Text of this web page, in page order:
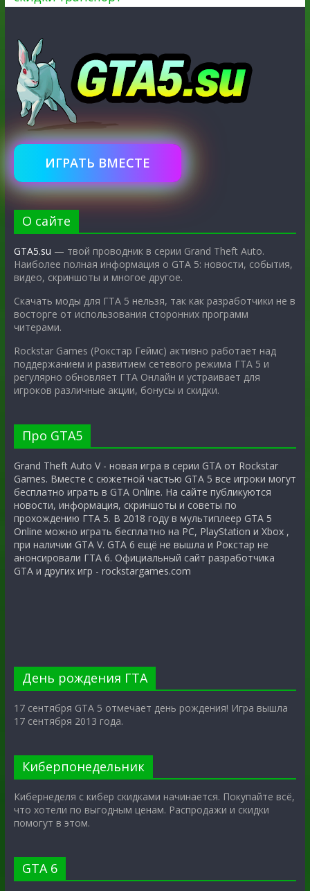
ИГРАТЬ ВМЕСТЕ
О сайте
GTA5.su — твой проводник в серии Grand Theft Auto.
Наиболее полная информация о GTA 5: новости, события,
видео, скриншоты и многое другое.
Скачать моды для ГТА 5 нельзя, так как разработчики не в
восторге от использования сторонних программ
читерами.
Rockstar Games (Рокстар Геймс) активно работает над
поддержанием и развитием сетевого режима ГТА 5 и
регулярно обновляет ГТА Онлайн и устраивает для
игроков различные акции, бонусы и скидки.
Про GTA5
Grand Theft Auto V - новая игра в серии GTA от Rockstar
Games. Вместе с сюжетной частью GTA 5 все игроки могут
бесплатно играть в GTA Online. На сайте публикуются
новости, информация, скриншоты и советы по
прохождению ГТА 5. В 2018 году в мультиплеер GTA 5
Online можно играть бесплатно на PC, PlayStation и Xbox ,
при наличии GTA V. GTA 6 ещё не вышла и Рокстар не
анонсировали ГТА 6. Официальный сайт разработчика
GTA и других игр - rockstargames.com
День рождения ГТА
17 сентября GTA 5 отмечает день рождения! Игра вышла
17 сентября 2013 года.
Киберпонедельник
Кибернеделя с кибер скидками начинается. Покупайте всё,
что хотели по выгодным ценам. Распродажи и скидки
помогут в этом.
GTA 6